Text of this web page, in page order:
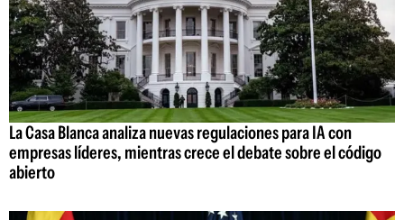
La Casa Blanca analiza nuevas regulaciones para IA con
empresas líderes, mientras crece el debate sobre el código
abierto